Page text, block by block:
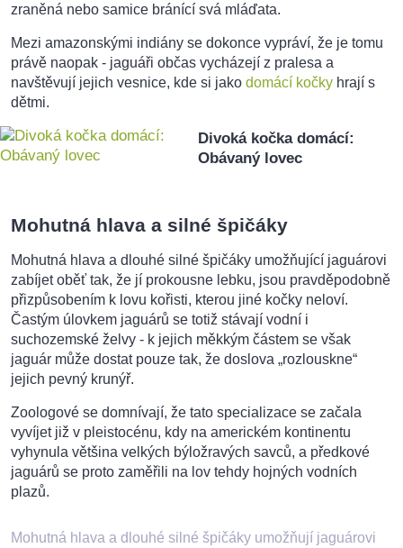
zraněná nebo samice bránící svá mláďata.
Mezi amazonskými indiány se dokonce vypráví, že je tomu
právě naopak - jaguáři občas vycházejí z pralesa a
navštěvují jejich vesnice, kde si jako domácí kočky hrají s
dětmi.
Divoká kočka domácí:
Obávaný lovec
Mohutná hlava a silné špičáky
Mohutná hlava a dlouhé silné špičáky umožňující jaguárovi
zabíjet oběť tak, že jí prokousne lebku, jsou pravděpodobně
přizpůsobením k lovu kořisti, kterou jiné kočky neloví.
Častým úlovkem jaguárů se totiž stávají vodní i
suchozemské želvy - k jejich měkkým částem se však
jaguár může dostat pouze tak, že doslova „rozlouskne“
jejich pevný krunýř.
Zoologové se domnívají, že tato specializace se začala
vyvíjet již v pleistocénu, kdy na americkém kontinentu
vyhynula většina velkých býložravých savců, a předkové
jaguárů se proto zaměřili na lov tehdy hojných vodních
plazů.
Mohutná hlava a dlouhé silné špičáky umožňují jaguárovi